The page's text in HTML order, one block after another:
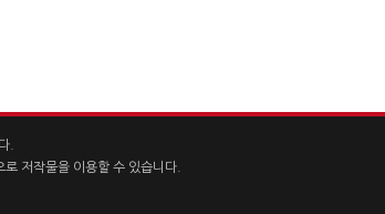
.
저작물을 이용할 수 있습니다.